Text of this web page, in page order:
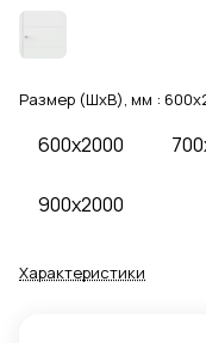
Размер (ШхВ), мм :
600x2000
900x2000
Характеристики